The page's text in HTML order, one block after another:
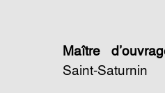
Maître
Saint-Saturnin